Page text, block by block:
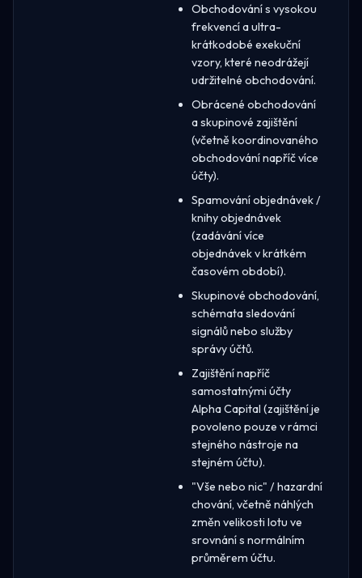
Obchodování s vysokou
frekvencí a ultra-
krátkodobé exekuční
vzory, které neodrážejí
udržitelné obchodování.
Obrácené obchodování
a skupinové zajištění
(včetně koordinovaného
obchodování napříč více
účty).
Spamování objednávek /
knihy objednávek
(zadávání více
objednávek v krátkém
časovém období).
Skupinové obchodování,
schémata sledování
signálů nebo služby
správy účtů.
Zajištění napříč
samostatnými účty
Alpha Capital (zajištění je
povoleno pouze v rámci
stejného nástroje na
stejném účtu).
"Vše nebo nic" / hazardní
chování, včetně náhlých
změn velikosti lotu ve
srovnání s normálním
průměrem účtu.